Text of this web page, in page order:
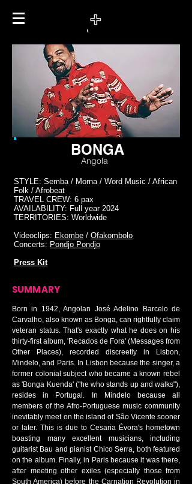
BONGA
Angola
STYLE: Semba / Morna / Word Music / African
Folk / Afrobeat
TRAVEL CREW: 6 pax
AVAILABILITY: Full year 2024
TERRITORIES: Worldwide
Videoclips: Ekombe / Ofakombolo
Concerts: Pondjo Pondjo
Press Kit
SUMMARY
Born in 1942, Angolan José Adelino Barcelo de
Carvalho, also known as Bonga, can rightfully claim
veteran status. That's exactly what he does on his
thirty-first album, 'Recados de Fora' (Messages from
Other Places), recorded discreetly in Lisbon,
Mindelo, and Paris. In Lisbon because the singer, a
former colonial subject who became a known rebel
as 'Bonga Kuenda' ("he who stands up and walks"),
resides in Portugal. In Mindelo because all
members of the Afro-Portuguese music community
inevitably meet on the island of São Vicente sooner
or later. This is due to Cesaria Évora's hometown
boasting many excellent musicians, including
guitarist Bau and pianist Chico Serra, both featured
on the album. Finally, in Paris because it was there,
after meeting other exiles (especially those from
South America) before the Carnation Revolution in